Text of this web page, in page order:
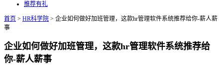
推荐有礼
首页 > HR科学院 > 企业如何做好加班管理，这款hr管理软件系统推荐给你-薪人薪
事
企业如何做好加班管理，这款hr管理软件系统推荐给
你-薪人薪事